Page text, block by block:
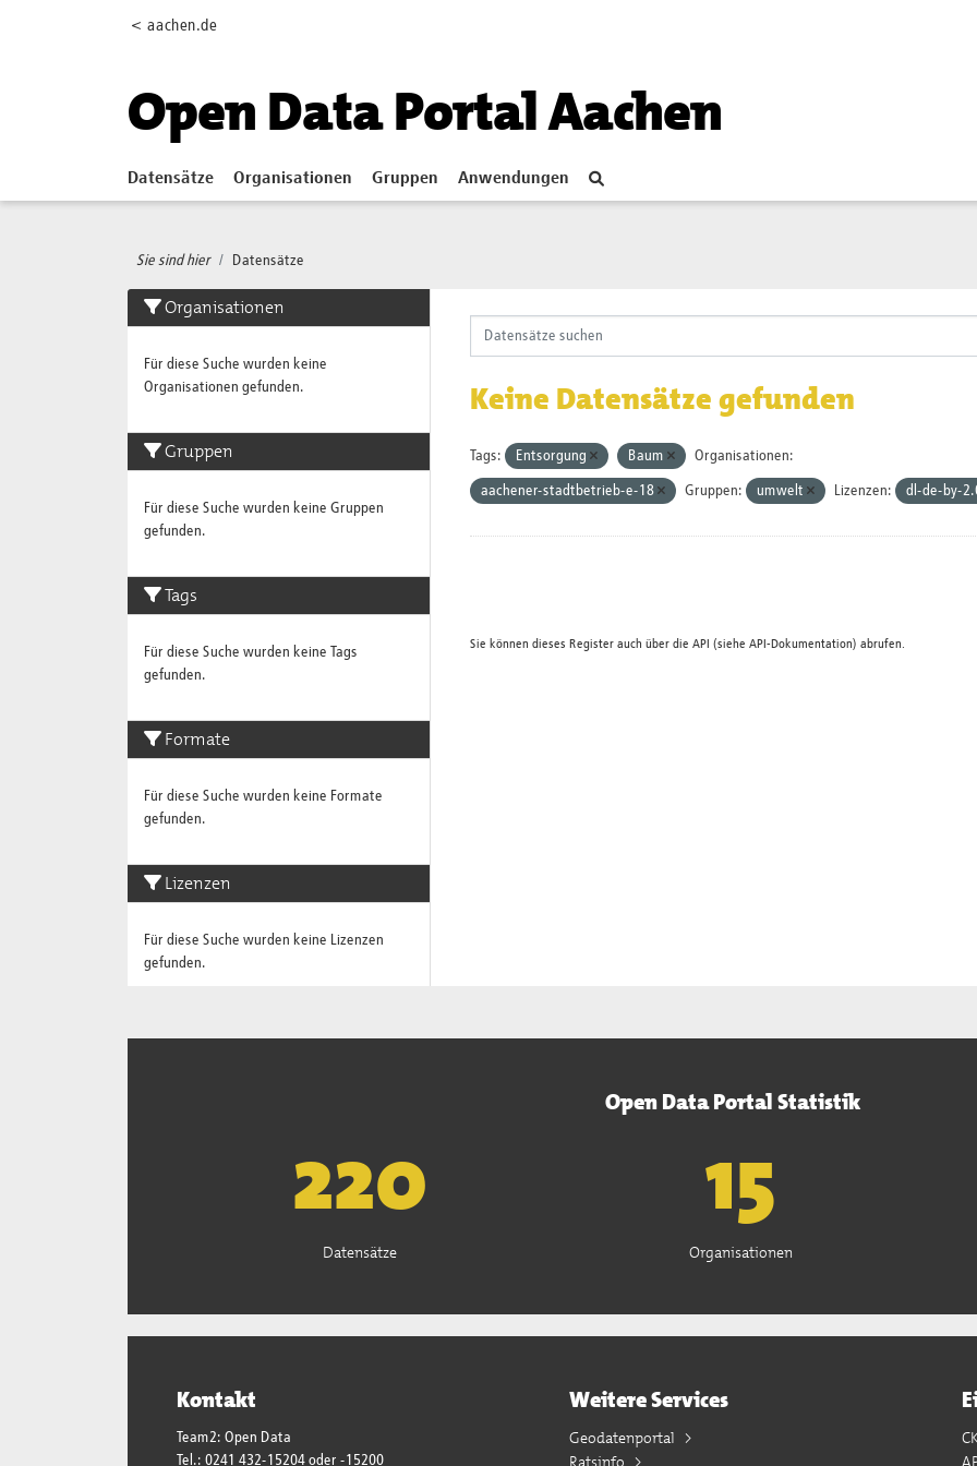
< aachen.de
Open Data Portal Aachen
Datensätze Organisationen Gruppen Anwendungen
Sie sind hier Datensätze
Organisationen
Für diese Suche wurden keine
Organisationen gefunden.
Gruppen
Für diese Suche wurden keine Gruppen
gefunden.
Tags
Für diese Suche wurden keine Tags
gefunden.
Formate
Für diese Suche wurden keine Formate
gefunden.
Lizenzen
Für diese Suche wurden keine Lizenzen
gefunden.
Keine Datensätze gefunden
Tags: Entsorgung Baum Organisationen:
aachener-stadtbetrieb-e-18 Gruppen: umwelt Lizenzen: dl-de-by-
Sie können dieses Register auch über die API (siehe API-Dokumentation) abrufen.
Open Data Portal Statistik
222
Datensätze
15
Organisationen
Kontakt
Team2: Open Data
Tel.: 0241 432-15204 oder -15200
Weitere Services
Geodatenportal
Ratsinfo